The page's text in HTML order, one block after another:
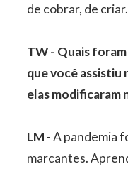
de cobrar, de criar.
TW - Quais
que você assistiu
elas modificaram
LM - A pandemia
marcantes.